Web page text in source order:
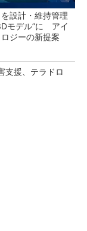
設計・維持管理
モデル”に アイ
ジーの新提案
支援、テラドロ